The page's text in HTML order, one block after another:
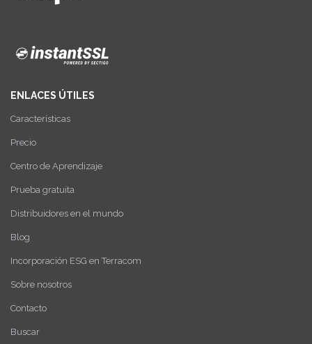
ENLACES ÚTILES
Características
Precio
Centro de Aprendizaje
Prueba gratuita
Distribuidores en el mundo
Blog
Incorporación ESG en Terracom
Sobre nosotros
Contacto
Buscar